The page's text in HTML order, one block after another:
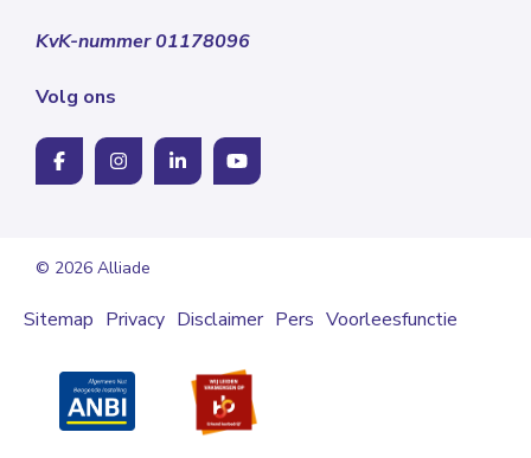
KvK-nummer 01178096
Volg ons
© 2026 Alliade
Sitemap Privacy Disclaimer Pers Voorleesfunctie